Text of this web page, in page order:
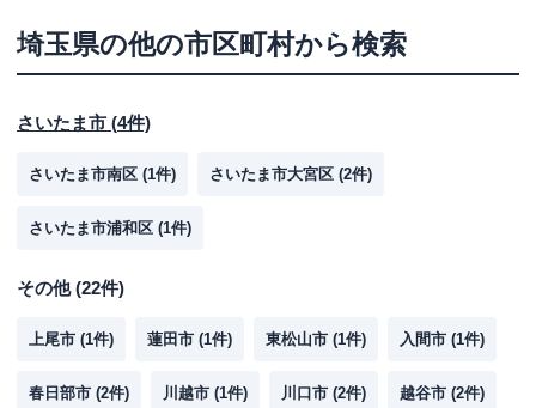
埼玉県の他の市区町村から検索
さいたま市 (4件)
さいたま市南区 (1件) さいたま市大宮区 (2件)
さいたま市浦和区 (1件)
その他(22件)
上尾市 (1件) 蓮田市 (1件) 東松山市 (1件) 入間市 (1件)
春日部市 (2件) 川越市 (1件) 川口市 (2件) 越谷市 (2件)